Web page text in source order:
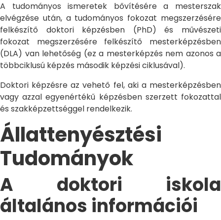
A tudományos ismeretek bővítésére a mesterszak
elvégzése után, a tudományos fokozat megszerzésére
felkészítő doktori képzésben (PhD) és művészeti
fokozat megszerzésére felkészítő mesterképzésben
(DLA) van lehetőség (ez a mesterképzés nem azonos a
többciklusú képzés második képzési ciklusával).
Doktori képzésre az vehető fel, aki a mesterképzésben
vagy azzal egyenértékű képzésben szerzett fokozattal
és szakképzettséggel rendelkezik.
Állattenyésztési
Tudományok
A doktori iskola
általános információi